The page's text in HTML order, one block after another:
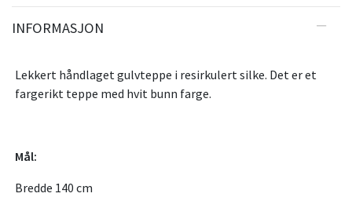
INFORMASJON
Lekkert håndlaget gulvteppe i resirkulert silke. Det er et
fargerikt teppe med hvit bunn farge.
Mål:
Bredde 140 cm